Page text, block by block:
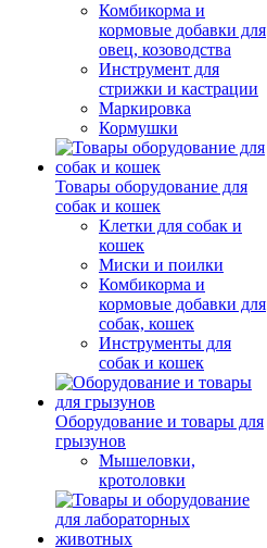
Комбикорма и
кормовые добавки для
овец, козоводства
Инструмент для
стрижки и кастрации
Маркировка
Кормушки
Товары оборудование для
собак и кошек
Клетки для собак и
кошек
Миски и поилки
Комбикорма и
кормовые добавки для
собак, кошек
Инструменты для
собак и кошек
Оборудование и товары для
грызунов
Мышеловки,
кротоловки